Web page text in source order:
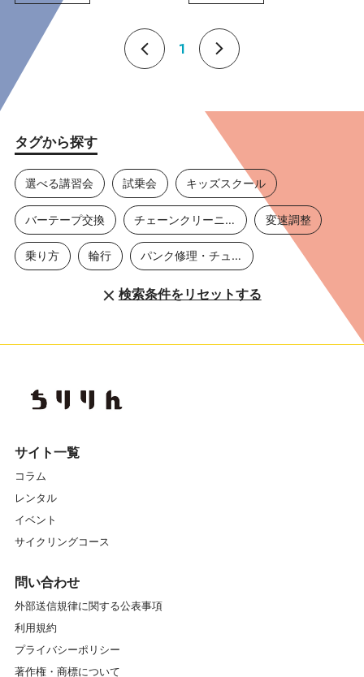
1
タグから探す
選べる講習会 試乗会 キッズスクール
バーテープ交換 チェーンクリーニング 変速調整
乗り方 輪行 パンク修理・チューブ交換
検索条件をリセットする
サイト一覧
コラム
レンタル
イベント
サイクリングコース
問い合わせ
外部送信規律に関する公表事項
利用規約
プライバシーポリシー
著作権・商標について